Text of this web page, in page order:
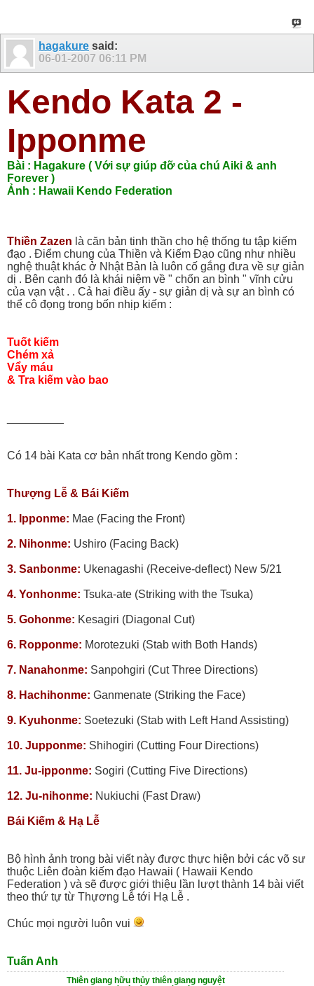
hagakure said:
06-01-2007 06:11 PM
Kendo Kata 2 -
Ipponme
Bài : Hagakure ( Với sự giúp đỡ của chú Aiki & anh
Forever )
Ảnh : Hawaii Kendo Federation
Thiền Zazen là căn bản tinh thần cho hệ thống tu tập kiếm
đạo . Điểm chung của Thiền và Kiếm Đạo cũng như nhiều
nghệ thuật khác ở Nhật Bản là luôn cố gắng đưa về sự giản
dị . Bên cạnh đó là khái niệm về " chốn an bình " vĩnh cửu
của vạn vật . . Cả hai điều ấy - sự giản dị và sự an bình có
thể cô đọng trong bốn nhịp kiếm :
Tuốt kiếm
Chém xả
Vẩy máu
& Tra kiếm vào bao
Có 14 bài Kata cơ bản nhất trong Kendo gồm :
Thượng Lễ & Bái Kiếm
1. Ipponme: Mae (Facing the Front)
2. Nihonme: Ushiro (Facing Back)
3. Sanbonme: Ukenagashi (Receive-deflect) New 5/21
4. Yonhonme: Tsuka-ate (Striking with the Tsuka)
5. Gohonme: Kesagiri (Diagonal Cut)
6. Ropponme: Morotezuki (Stab with Both Hands)
7. Nanahonme: Sanpohgiri (Cut Three Directions)
8. Hachihonme: Ganmenate (Striking the Face)
9. Kyuhonme: Soetezuki (Stab with Left Hand Assisting)
10. Jupponme: Shihogiri (Cutting Four Directions)
11. Ju-ipponme: Sogiri (Cutting Five Directions)
12. Ju-nihonme: Nukiuchi (Fast Draw)
Bái Kiếm & Hạ Lễ
Bộ hình ảnh trong bài viết này được thực hiện bởi các võ sư
thuộc Liên đoàn kiếm đạo Hawaii ( Hawaii Kendo
Federation ) và sẽ được giới thiệu lần lượt thành 14 bài viết
theo thứ tự từ Thựơng Lễ tới Hạ Lễ .
Chúc mọi người luôn vui
Tuấn Anh
Thiên giang hữu thủy thiên giang nguyệt